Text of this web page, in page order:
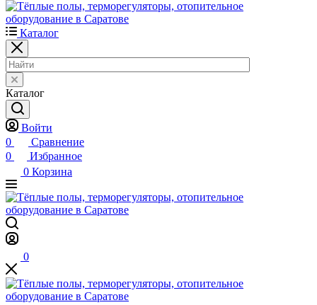
Каталог
Каталог
Войти
0
Сравнение
0
Избранное
0 Корзина
0